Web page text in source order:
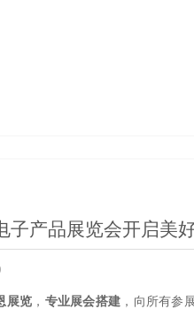
子产品展览会开启美
展览 ， 专业展会搭建 ，向所有参